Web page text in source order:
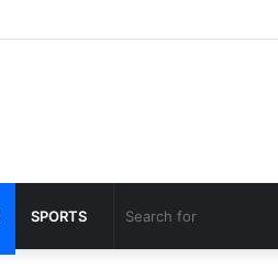
SPORTS